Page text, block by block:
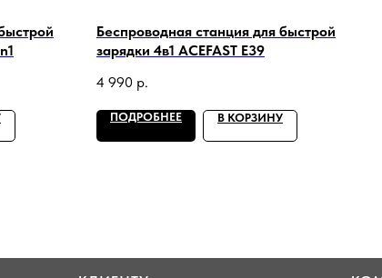
Беспроводная станция для быстрой
зарядки 4в1 ACEFAST E39
4 990 р.
ПОДРОБНЕЕ В КОРЗИНУ